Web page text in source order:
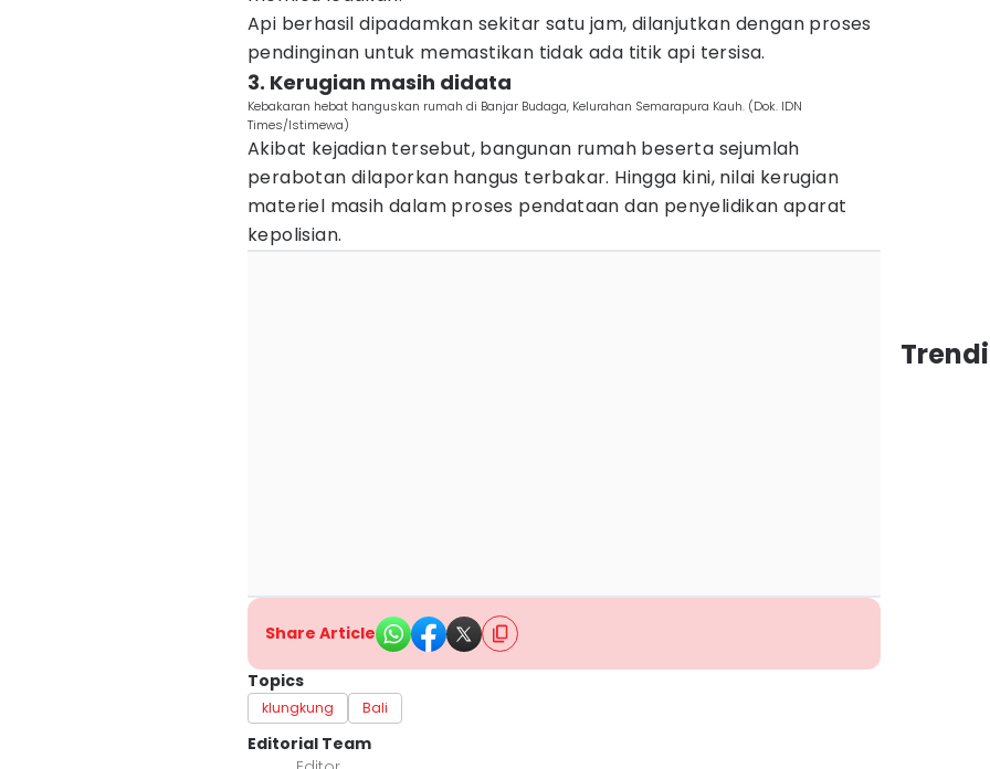
Api berhasil dipadamkan sekitar satu jam, dilanjutkan dengan proses
pendinginan untuk memastikan tidak ada titik api tersisa.
3. Kerugian masih didata
Kebakaran hebat hanguskan rumah di Banjar Budaga, Kelurahan Semarapura Kauh. (Dok. IDN
Times/Istimewa)
Akibat kejadian tersebut, bangunan rumah beserta sejumlah
perabotan dilaporkan hangus terbakar. Hingga kini, nilai kerugian
materiel masih dalam proses pendataan dan penyelidikan aparat
kepolisian.
Share Article
Topics
klungkung Bali
Editorial Team